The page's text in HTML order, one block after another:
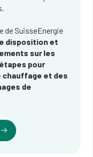
de SuisseEnergie
disposition et
sur les
pour
chauffage et des
de